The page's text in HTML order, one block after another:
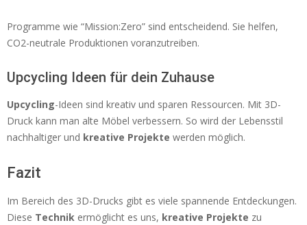
Programme wie “Mission:Zero” sind entscheidend. Sie helfen,
CO2-neutrale Produktionen voranzutreiben.
Upcycling Ideen für dein Zuhause
Upcycling-Ideen sind kreativ und sparen Ressourcen. Mit 3D-
Druck kann man alte Möbel verbessern. So wird der Lebensstil
nachhaltiger und kreative Projekte werden möglich.
Fazit
Im Bereich des 3D-Drucks gibt es viele spannende Entdeckungen.
Diese Technik ermöglicht es uns, kreative Projekte zu